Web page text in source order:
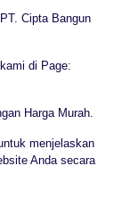
Cipta Bangun
di Page:
Harga Murah.
menjelaskan
Anda secara